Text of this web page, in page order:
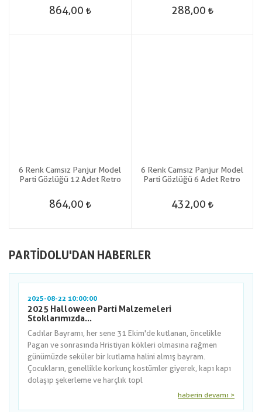
864,00 288,00
6 Renk Camsız Panjur Model
Parti Gözlüğü 12 Adet Retro
864,00
6 Renk Camsız Panjur Model
Parti Gözlüğü 6 Adet Retro
432,00
PARTIDOLU'DAN HABERLER
2025-08-22 10:00:00
2025 Halloween Parti Malzemeleri
Stoklarımızda...
Cadılar Bayramı, her sene 31 Ekim'de kutlanan, öncelikle
Pagan ve sonrasında Hristiyan kökleri olmasına rağmen
günümüzde seküler bir kutlama halini almış bayram.
Çocukların, genellikle korkunç kostümler giyerek, kapı kapı
dolaşıp şekerleme ve harçlık topl
haberin devamı >